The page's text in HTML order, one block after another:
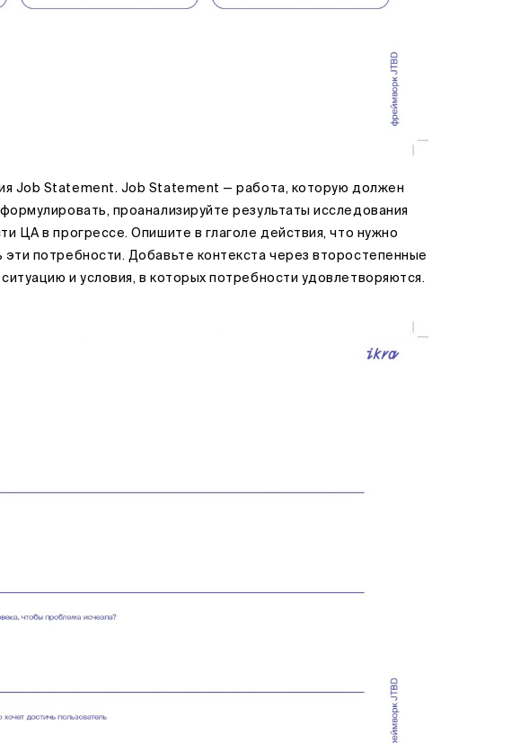
Job Statement. Job Statement — работа, которую должен
проанализируйте результаты исследования
ЦА в прогрессе. Опишите в глаголе действия, что нужно
потребности. Добавьте контекста через второстепенные
и условия, в которых потребности удовлетворяются.